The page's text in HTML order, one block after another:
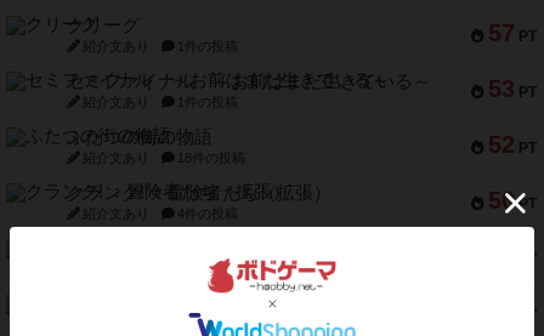
57 PT
クリーグ
紹介文あり 1件の投稿
53 PT
セミファイナル ～お前はまだ生きている～
紹介文あり 1件の投稿
52 PT
ふたつの街の物語
紹介文あり 18件の投稿
50 PT
クランク! ：冒険者たち（拡張）
紹介文あり 4件の投稿
PT
1件の投稿
PT
スターマイン・ラミー ポケット
2件の投稿